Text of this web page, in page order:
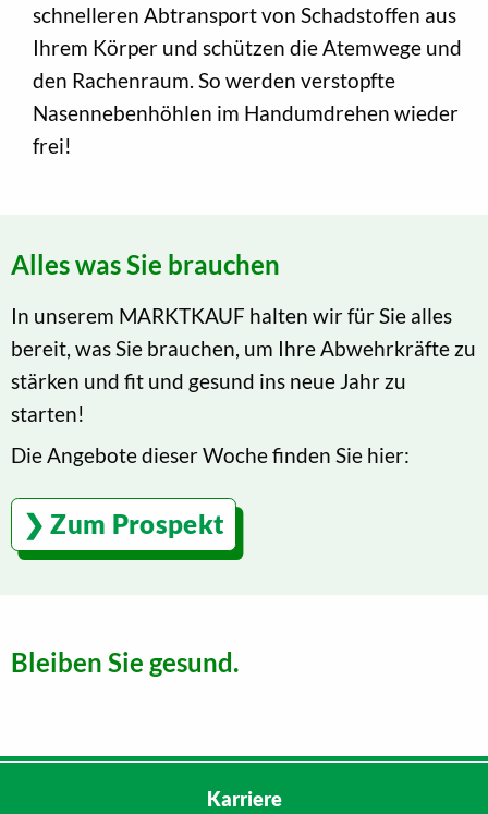
schnelleren Abtransport von Schadstoffen aus
Ihrem Körper und schützen die Atemwege und
den Rachenraum. So werden verstopfte
Nasennebenhöhlen im Handumdrehen wieder
frei!
Alles was Sie brauchen
In unserem MARKTKAUF halten wir für Sie alles
bereit, was Sie brauchen, um Ihre Abwehrkräfte zu
stärken und fit und gesund ins neue Jahr zu
starten!
Die Angebote dieser Woche finden Sie hier:
Zum Prospekt
Bleiben Sie gesund.
Karriere